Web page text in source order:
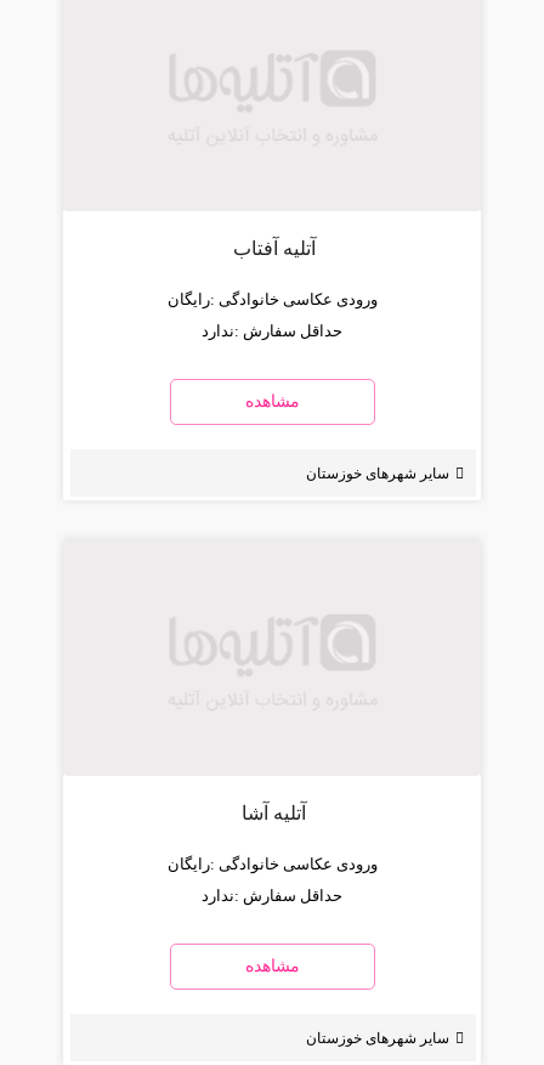
آتلیه آفتاب
ورودی عکاسی خانوادگی :رایگان
حداقل سفارش :ندارد
مشاهده
سایر شهرهای خوزستان
آتلیه آشا
ورودی عکاسی خانوادگی :رایگان
حداقل سفارش :ندارد
مشاهده
سایر شهرهای خوزستان